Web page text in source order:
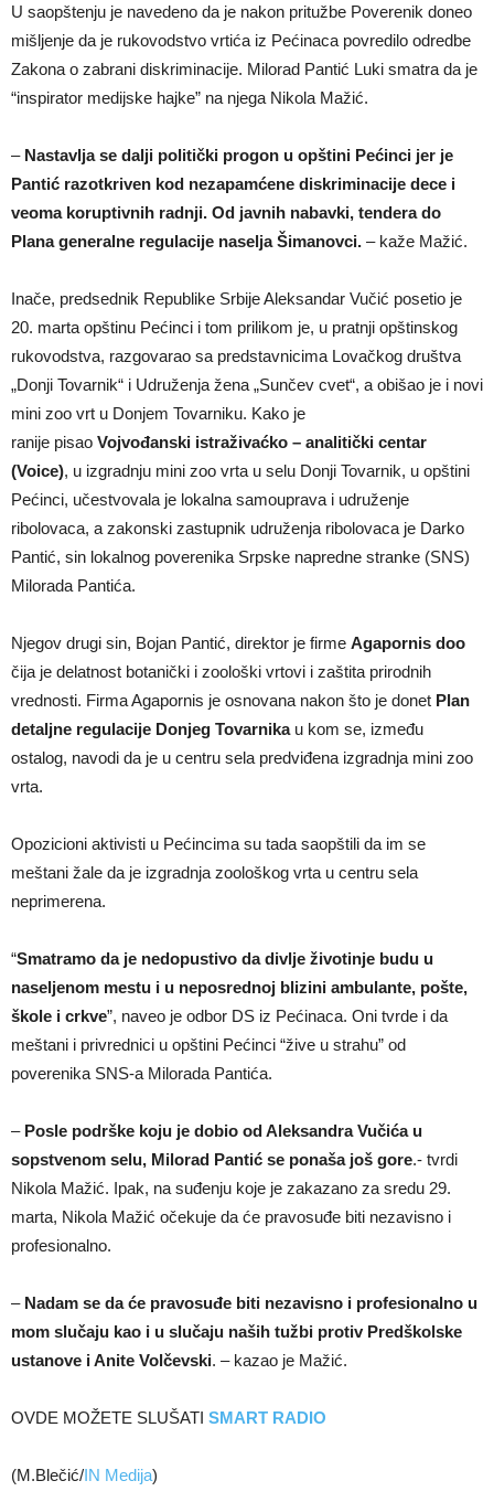
U saopštenju je navedeno da je nakon pritužbe Poverenik doneo
mišljenje da je rukovodstvo vrtića iz Pećinaca povredilo odredbe
Zakona o zabrani diskriminacije. Milorad Pantić Luki smatra da je
“inspirator medijske hajke” na njega Nikola Mažić.
– Nastavlja se dalji politički progon u opštini Pećinci jer je
Pantić razotkriven kod nezapamćene diskriminacije dece i
veoma koruptivnih radnji. Od javnih nabavki, tendera do
Plana generalne regulacije naselja Šimanovci. – kaže Mažić.
Inače, predsednik Republike Srbije Aleksandar Vučić posetio je
20. marta opštinu Pećinci i tom prilikom je, u pratnji opštinskog
rukovodstva, razgovarao sa predstavnicima Lovačkog društva
„Donji Tovarnik“ i Udruženja žena „Sunčev cvet“, a obišao je i novi
mini zoo vrt u Donjem Tovarniku. Kako je
ranije pisao Vojvođanski istraživaćko – analitički centar
(Voice), u izgradnju mini zoo vrta u selu Donji Tovarnik, u opštini
Pećinci, učestvovala je lokalna samouprava i udruženje
ribolovaca, a zakonski zastupnik udruženja ribolovaca je Darko
Pantić, sin lokalnog poverenika Srpske napredne stranke (SNS)
Milorada Pantića.
Njegov drugi sin, Bojan Pantić, direktor je firme Agapornis doo
čija je delatnost botanički i zoološki vrtovi i zaštita prirodnih
vrednosti. Firma Agapornis je osnovana nakon što je donet Plan
detaljne regulacije Donjeg Tovarnikau kom se, između
ostalog, navodi da je u centru sela predviđena izgradnja mini zoo
vrta.
Opozicioni aktivisti u Pećincima su tada saopštili da im se
meštani žale da je izgradnja zoološkog vrta u centru sela
neprimerena.
“Smatramo da je nedopustivo da divlje životinje budu u
naseljenom mestu i u neposrednoj blizini ambulante, pošte,
škole i crkve”, naveo je odbor DS iz Pećinaca. Oni tvrde i da
meštani i privrednici u opštini Pećinci “žive u strahu” od
poverenika SNS-a Milorada Pantića.
– Posle podrške koju je dobio od Aleksandra Vučića u
sopstvenom selu, Milorad Pantić se ponaša još gore.- tvrdi
Nikola Mažić. Ipak, na suđenju koje je zakazano za sredu 29.
marta, Nikola Mažić očekuje da će pravosuđe biti nezavisno i
profesionalno.
– Nadam se da će pravosuđe biti nezavisno i profesionalno u
mom slučaju kao i u slučaju naših tužbi protiv Predškolske
ustanove i Anite Volčevski. – kazao je Mažić.
OVDE MOŽETE SLUŠATI SMART RADIO
(M.Blečić/IN Medija)